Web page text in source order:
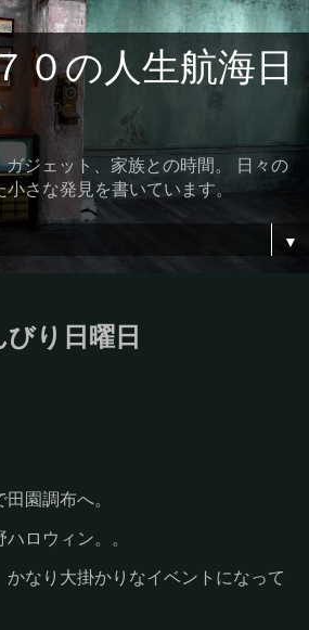
０の人生航海日
ガジェット、家族との時間。 日々の
さな発見を書いています。
▼
り日曜日
園調布へ。
ロウィン。。
なり大掛かりなイベントになって